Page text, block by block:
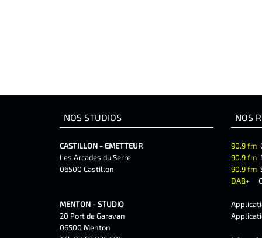
NOS STUDIOS
CASTILLON - EMETTEUR
Les Arcades du Serre
06500 Castillon
MENTON - STUDIO
20 Port de Garavan
06500 Menton
NOS
90.9 fm
90.9 fm
90.9 fm
DAB+